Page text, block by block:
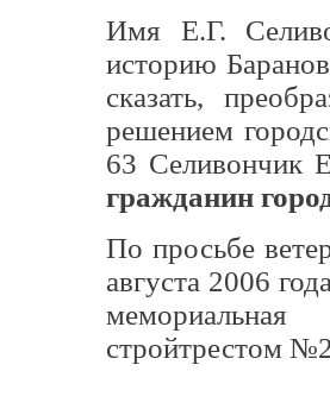
Имя Е.Г.
историю
сказать,
решением
63 Селивончик
гражданин
По просьбе
августа 2006
стройтрестом